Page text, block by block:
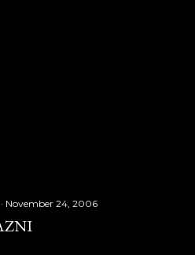
November 24, 2006